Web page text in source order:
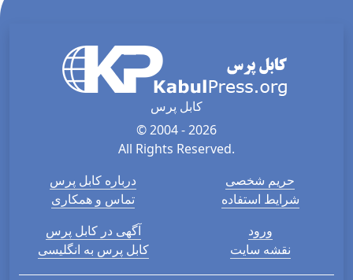
کابل پرس
© 2004 - 2026
All Rights Reserved.
درباره کابل پرس
تماس و همکاری
حریم شخصی
شرایط استفاده
آگهی در کابل پرس
کابل پرس به انگلیسی
ورود
نقشه سایت